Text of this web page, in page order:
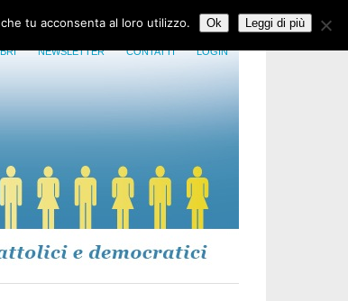
NEWSLETTER CONTATTI LOGIN
tu acconsenta al loro utilizzo. Ok Leggi di più